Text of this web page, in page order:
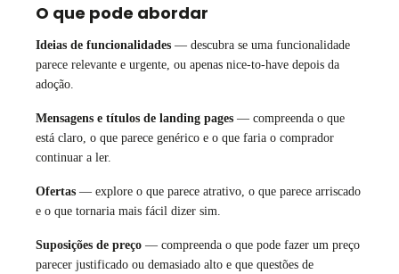
O que pode abordar
Ideias de funcionalidades — descubra se uma funcionalidade
parece relevante e urgente, ou apenas nice-to-have depois da
adoção.
Mensagens e títulos de landing pages — compreenda o que
está claro, o que parece genérico e o que faria o comprador
continuar a ler.
Ofertas — explore o que parece atrativo, o que parece arriscado
e o que tornaria mais fácil dizer sim.
Suposições de preço — compreenda o que pode fazer um preço
parecer justificado ou demasiado alto e que questões de